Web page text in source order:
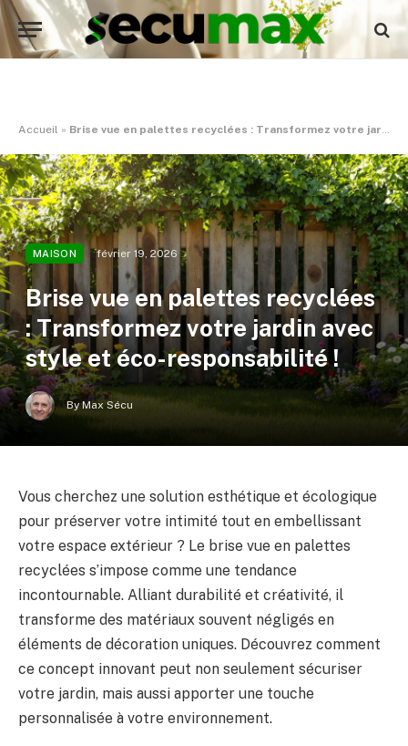
Accueil » Brise vue en palettes recyclées : Transformez votre jardin avec style et éco-responsabilité !
MAISON février 19, 2026
Brise vue en palettes recyclées
: Transformez votre jardin avec
style et éco-responsabilité !
By Max Sécu
Vous cherchez une solution esthétique et écologique
pour préserver votre intimité tout en embellissant
votre espace extérieur ? Le brise vue en palettes
recyclées s’impose comme une tendance
incontournable. Alliant durabilité et créativité, il
transforme des matériaux souvent négligés en
éléments de décoration uniques. Découvrez comment
ce concept innovant peut non seulement sécuriser
votre jardin, mais aussi apporter une touche
personnalisée à votre environnement.